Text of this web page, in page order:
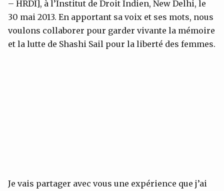
– HRDI], à l’Institut de Droit Indien, New Delhi, le
30 mai 2013. En apportant sa voix et ses mots, nous
voulons collaborer pour garder vivante la mémoire
et la lutte de Shashi Sail pour la liberté des femmes.
Je vais partager avec vous une expérience que j’ai